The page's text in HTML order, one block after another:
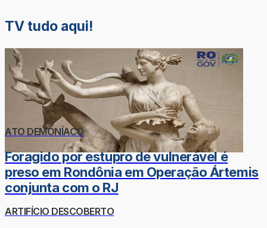
TV tudo aqui!
ATO DEMONÍACO
Foragido por estupro de vulnerável é
preso em Rondônia em Operação Ártemis
conjunta com o RJ
ARTIFÍCIO DESCOBERTO